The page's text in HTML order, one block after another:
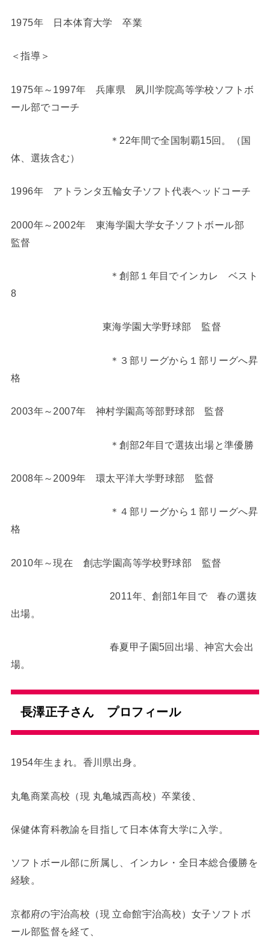
1975年 日本体育大学 卒業
＜指導＞
1975年～1997年 兵庫県 夙川学院高等学校ソフトボ
ール部でコーチ
＊22年間で全国制覇15回。（国
体、選抜含む）
1996年 アトランタ五輪女子ソフト代表ヘッドコーチ
2000年～2002年 東海学園大学女子ソフトボール部
監督
＊創部１年目でインカレ ベスト
8
東海学園大学野球部 監督
＊３部リーグから１部リーグへ昇
格
2003年～2007年 神村学園高等部野球部 監督
＊創部2年目で選抜出場と準優勝
2008年～2009年 環太平洋大学野球部 監督
＊４部リーグから１部リーグへ昇
格
2010年～現在 創志学園高等学校野球部 監督
2011年、創部1年目で 春の選抜
出場。
春夏甲子園5回出場、神宮大会出
場。
長澤正子さん プロフィール
1954年生まれ。香川県出身。
丸亀商業高校（現 丸亀城西高校）卒業後、
保健体育科教諭を目指して日本体育大学に入学。
ソフトボール部に所属し、インカレ・全日本総合優勝を
経験。
京都府の宇治高校（現 立命館宇治高校）女子ソフトボ
ール部監督を経て、